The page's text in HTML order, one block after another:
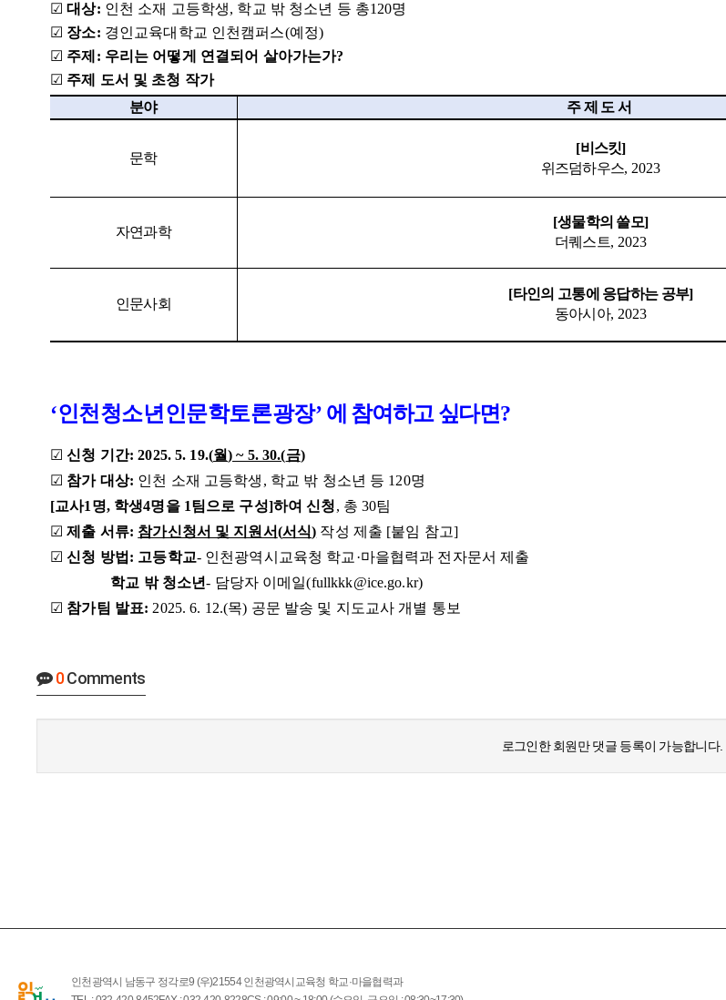
☑대상: 인천 소재 고등학생, 학교 밖 청소년 등 총120명
☑ 장소: 경인교육대학교 인천캠퍼스(예정)
☑ 주제: 우리는 어떻게 연결되어 살아가는가?
☑ 주제 도서 및 초청 작가
분야
주 제 도 서
문학
[비스킷]
위즈덤하우스, 2023
자연과학
[생물학의 쓸모]
더퀘스트, 2023
인문사회
[타인의 고통에 응답하는 공부]
동아시아, 2023
‘인천청소년인문학토론광장’ 에 참여하고 싶다면?
☑신청 기간: 2025. 5. 19.(월) ~ 5. 30.(금)
☑ 참가 대상: 인천 소재 고등학생 , 학교 밖 청소년 등 120명
[교사1 명, 학생4명을 1팀으로 구성]하여 신청, 총30팀
☑제출 서류: 참가신청서 및 지원서(서식) 작성 제출 [붙임 참고]
☑신청 방법 : 고등학교- 인천광역시교육청 학교 ·마을협력과 전자문서 제출
학교 밖 청소년- 담당자 이메일(fullkkk@ice.go.kr)
☑ 참가팀 발표: 2025. 6. 12.(목) 공문 발송 및 지도교사 개별 통보
0Comments
로그인한 회원만 댓글 등록이 가능합니다.
인천광역시 남동구 정각로9 (우)21554 인천광역시교육청 학교·마을협력과